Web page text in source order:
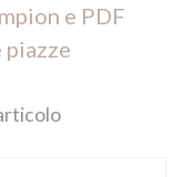
e PDF